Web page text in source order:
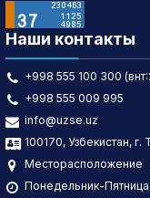
Наши контакты
+998 555 100 300
+998 555 009 995
info@uzse.uz
100170, Узбекистан,
Месторасположение
Понедельник-